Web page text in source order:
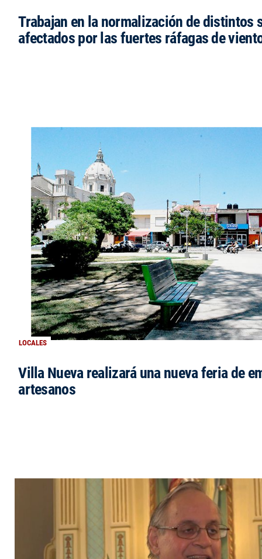
Trabajan en la normalización de distintos
afectados por las fuertes ráfagas de
LOCALES
Villa Nueva realizará una nueva feria de
artesanos